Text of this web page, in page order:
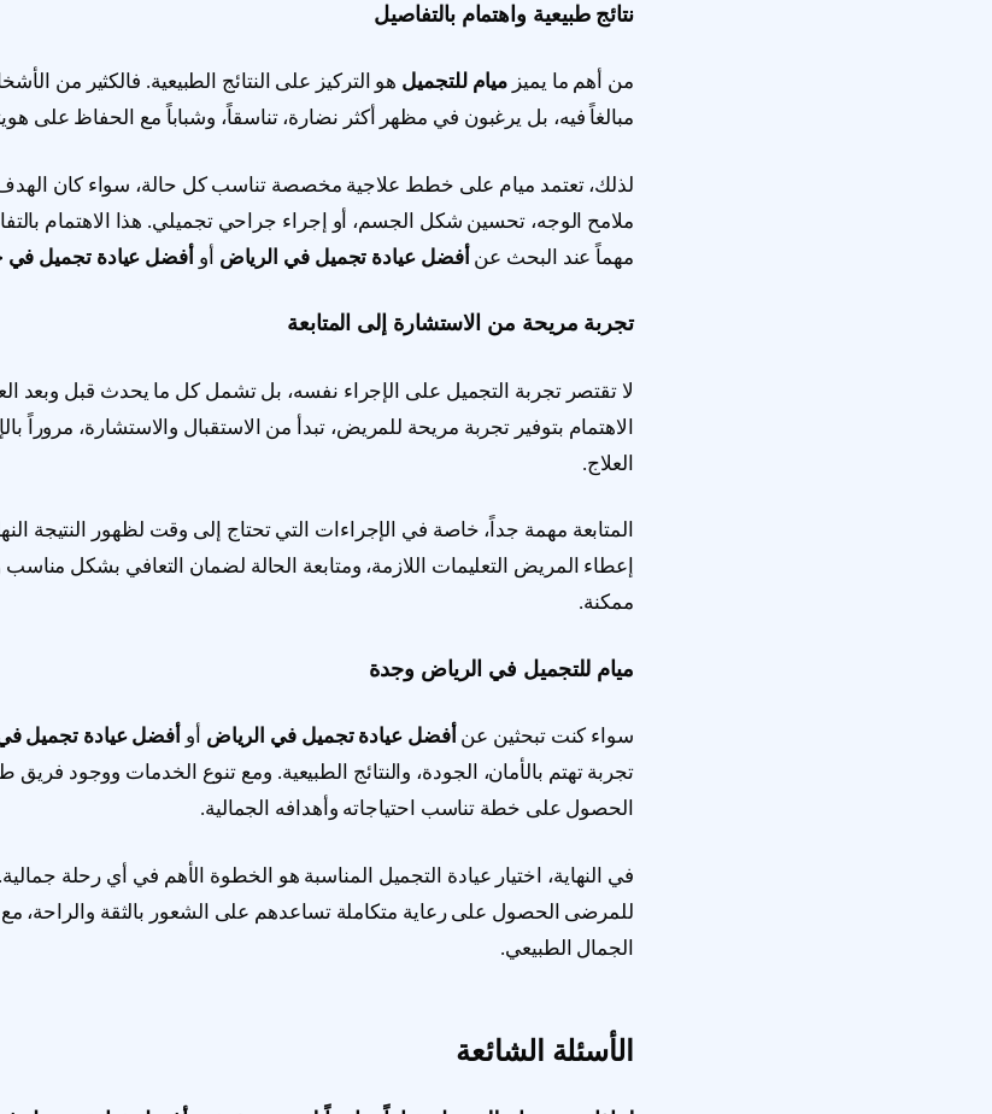
نتائج طبيعية واهتمام بالتفاصيل
من أهم ما يميز ميام للتجميل هو التركيز على النتائج الطبيعية. فالكثير من
مبالغاً فيه، بل يرغبون في مظهر أكثر نضارة، تناسقاً، وشباباً مع الحفاظ على
لذلك، تعتمد ميام على خطط علاجية مخصصة تناسب كل حالة، سواء كان
ملامح الوجه، تحسين شكل الجسم، أو إجراء جراحي تجميلي. هذا الاهتمام
مهماً عند البحث عن أفضل عيادة تجميل في الرياض أو أفضل عيادة تجميل في
تجربة مريحة من الاستشارة إلى المتابعة
لا تقتصر تجربة التجميل على الإجراء نفسه، بل تشمل كل ما يحدث قبل وبعد
الاهتمام بتوفير تجربة مريحة للمريض، تبدأ من الاستقبال والاستشارة، مروراً
العلاج.
المتابعة مهمة جداً، خاصة في الإجراءات التي تحتاج إلى وقت لظهور النتيجة
إعطاء المريض التعليمات اللازمة، ومتابعة الحالة لضمان التعافي بشكل
ممكنة.
ميام للتجميل في الرياض وجدة
سواء كنت تبحثين عن أفضل عيادة تجميل في الرياض أو أفضل عيادة تجميل
تجربة تهتم بالأمان، الجودة، والنتائج الطبيعية. ومع تنوع الخدمات ووجود
الحصول على خطة تناسب احتياجاته وأهدافه الجمالية.
في النهاية، اختيار عيادة التجميل المناسبة هو الخطوة الأهم في أي رحلة
للمرضى الحصول على رعاية متكاملة تساعدهم على الشعور بالثقة والراحة،
الجمال الطبيعي.
الأسئلة الشائعة